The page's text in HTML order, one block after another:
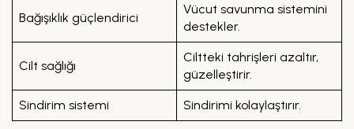
Bağışıklık güçlendirici
Vücut savunma sistemini
destekler.
Cilt sağlığı
Ciltteki tahrişleri azaltır,
güzelleştirir.
Sindirim sistemi Sindirimi kolaylaştırır.